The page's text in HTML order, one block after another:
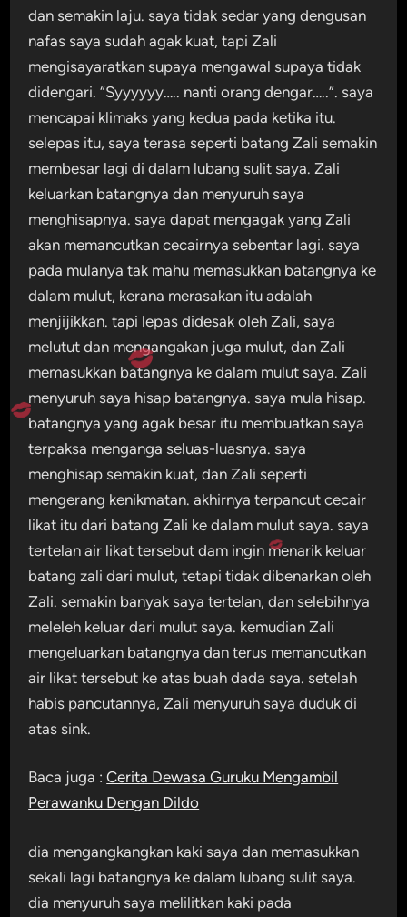
dan semakin laju. saya tidak sedar yang dengusan
nafas saya sudah agak kuat, tapi Zali
mengisayaratkan supaya mengawal supaya tidak
didengari. “Syyyyyy….. nanti orang dengar…..”. saya
mencapai klimaks yang kedua pada ketika itu.
selepas itu, saya terasa seperti batang Zali semakin
membesar lagi di dalam lubang sulit saya. Zali
keluarkan batangnya dan menyuruh saya
menghisapnya. saya dapat mengagak yang Zali
akan memancutkan cecairnya sebentar lagi. saya
pada mulanya tak mahu memasukkan batangnya ke
dalam mulut, kerana merasakan itu adalah
menjijikkan. tapi lepas didesak oleh Zali, saya
melutut dan mengangakan juga mulut, dan Zali
memasukkan batangnya ke dalam mulut saya. Zali
menyuruh saya hisap batangnya. saya mula hisap.
batangnya yang agak besar itu membuatkan saya
terpaksa menganga seluas-luasnya. saya
menghisap semakin kuat, dan Zali seperti
mengerang kenikmatan. akhirnya terpancut cecair
likat itu dari batang Zali ke dalam mulut saya. saya
tertelan air likat tersebut dam ingin menarik keluar
batang zali dari mulut, tetapi tidak dibenarkan oleh
Zali. semakin banyak saya tertelan, dan selebihnya
meleleh keluar dari mulut saya. kemudian Zali
mengeluarkan batangnya dan terus memancutkan
air likat tersebut ke atas buah dada saya. setelah
habis pancutannya, Zali menyuruh saya duduk di
atas sink.
Baca juga :Cerita Dewasa Guruku Mengambil
Perawanku Dengan Dildo
dia mengangkangkan kaki saya dan memasukkan
sekali lagi batangnya ke dalam lubang sulit saya.
dia menyuruh saya melilitkan kaki pada